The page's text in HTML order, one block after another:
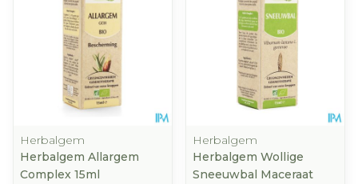
Herbalgem
Herbalgem Allargem
Complex 15ml
Herbalgem
Herbalgem Wollige
Sneeuwbal Maceraat